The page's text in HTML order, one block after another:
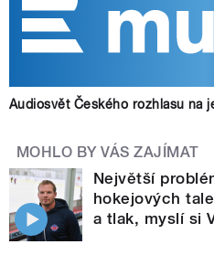
Audiosvět Českého rozhlasu na
MOHLO BY VÁS ZAJÍMAT
Největší
hokejových
a tlak, myslí si